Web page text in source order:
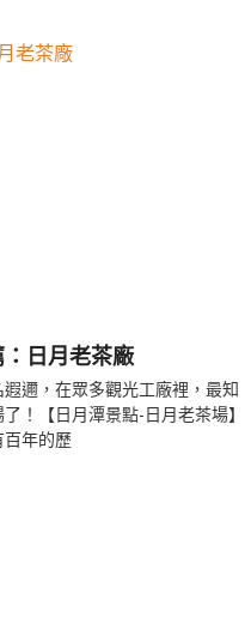
日月老茶廠
邇，在眾多觀光工廠裡，最知
！【日月潭景點-日月老茶場】
年的歷